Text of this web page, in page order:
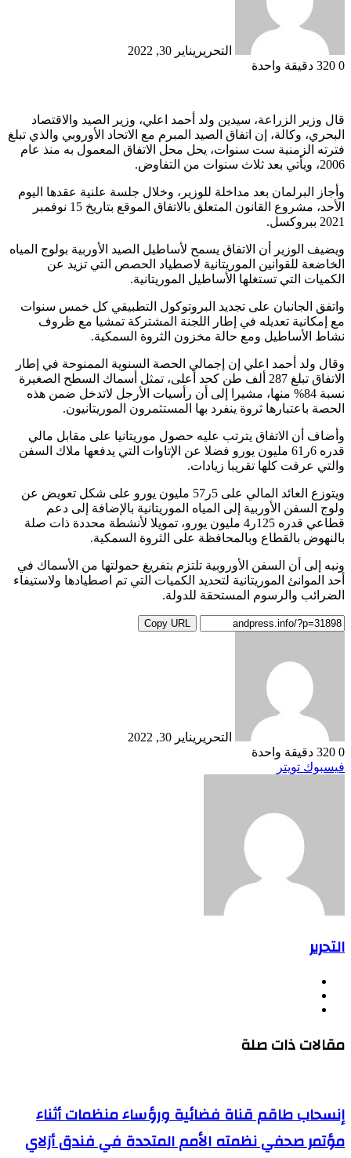
التحرير يناير 30, 2022
0
دقيقة واحدة
قال وزير الزراعة، سيدين ولد أحمد اعلي، وزير الصيد والاقتصاد
البحري، وكالة، إن اتفاق الصيد المبرم مع الاتحاد الأوروبي والذي تبلغ
فترته الزمنية ست سنوات، يحل محل الاتفاق المعمول به منذ عام
2006، ويأتي بعد ثلاث سنوات من التفاوض.
وأجاز البرلمان بعد مداخلة للوزير، وخلال جلسة علنية عقدها اليوم
الأحد، مشروع القانون المتعلق بالاتفاق الموقع بتاريخ 15 نوفمبر
2021 ببروكسل.
ويضيف الوزير أن الاتفاق يسمح لأساطيل الصيد الأوربية بولوج المياه
الخاضعة للقوانين الموريتانية لاصطياد الحصص التي تزيد عن
الكميات التي تستغلها الأساطيل الموريتانية.
واتفق الجانبان على تجديد البروتوكول التطبيقي كل خمس سنوات
مع إمكانية تعديله في إطار اللجنة المشتركة تمشيا مع ظروف
نشاط الأساطيل ومع حالة مخزون الثروة السمكية.
وقال ولد أحمد اعلي إن إجمالي الحصة السنوية الممنوحة في إطار
الاتفاق تبلغ 287 ألف طن كحد أعلى، تمثل أسماك السطح الصغيرة
نسبة 84% منها، مشيرا إلى أن رأسيات الأرجل لاتدخل ضمن هذه
الحصة باعتبارها ثروة ينفرد بها المستثمرون الموريتانيون.
وأضاف أن الاتفاق يترتب عليه حصول موريتانيا على مقابل مالي
قدره 6ر61 مليون يورو فضلا عن الإتاوات التي يدفعها ملاك السفن
والتي عرفت كلها تقريبا زيادات.
ويتوزع العائد المالي على 5ر57 مليون يورو على شكل تعويض عن
ولوج السفن الأوربية إلى المياه الموريتانية بالإضافة إلى دعم
قطاعي قدره 125ر4 مليون يورو، تمويلا لأنشطة محددة ذات صلة
بالنهوض بالقطاع وبالمحافظة على الثروة السمكية.
ونبه إلى أن السفن الأوروبية تلتزم بتفريغ حمولتها من الأسماك في
أحد الموانئ الموريتانية لتحديد الكميات التي تم اصطيادها ولاستيفاء
الضرائب والرسوم المستحقة للدولة.
Copy URL
التحرير يناير 30, 2022
0
دقيقة واحدة
فيسبوك تويتر
التحرير
مقالات ذات صلة
إنسحاب طاقم قناة فضائية ورؤساء منظمات أثناء
مؤتمر صحفي نظمته الأمم المتحدة في فندق أزلاي